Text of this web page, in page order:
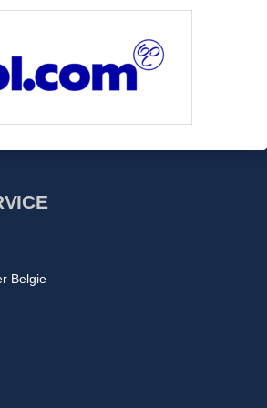
en de algehele luchtkwaliteit wordt
het geschikt is voor gebruik in
Belgie